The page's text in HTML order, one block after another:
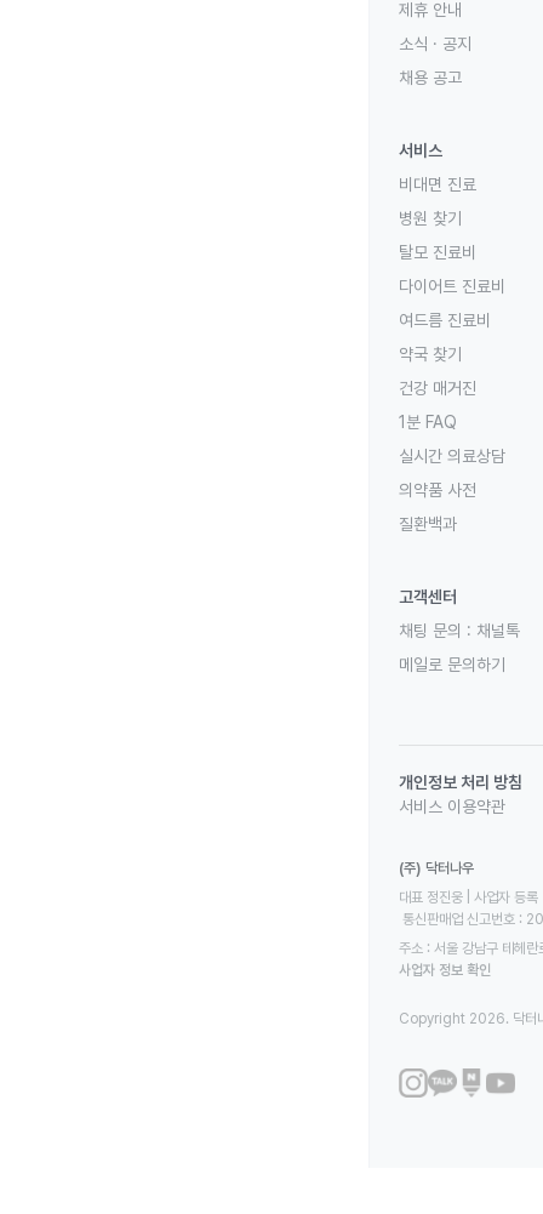
제휴 안내
소식 · 공지
채용 공고
서비스
비대면 진료
병원 찾기
탈모 진료비
다이어트 진료비
여드름 진료비
약국 찾기
건강 매거진
1분 FAQ
실시간 의료상담
의약품 사전
질환백과
고객센터
채팅 문의 : 채널톡
메일로 문의하기
개인정보 처리 방침
서비스 이용약관
(주) 닥터나우
대표 정진웅 | 사업자
통신판매업 신고번호
주소 : 서울 강남구 테헤
사업자 정보 확인
Copyright 2026. 닥터